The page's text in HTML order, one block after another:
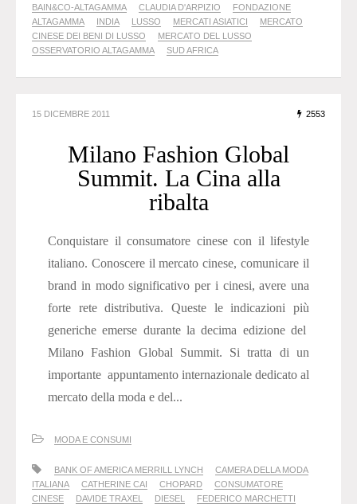
BAIN&CO-ALTAGAMMA
CLAUDIA D'ARPIZIO
FONDAZIONE
ALTAGAMMA
INDIA LUSSO MERCATI ASIATICI
MERCATO
CINESE DEI BENI DI LUSSO
MERCATO DEL LUSSO
OSSERVATORIO ALTAGAMMA
SUD AFRICA
15 DICEMBRE 2011 2553
Milano Fashion Global
Summit. La Cina alla
ribalta
Conquistare il consumatore cinese con il lifestyle
italiano. Conoscere il mercato cinese, comunicare il
brand in modo significativo per i cinesi, avere una
forte rete distributiva. Queste le indicazioni più
generiche emerse durante la decima edizione del
Milano Fashion Global Summit. Si tratta di un
importante appuntamento internazionale dedicato al
mercato della moda e del...
MODA E CONSUMI
BANK OF AMERICA MERRILL LYNCH
CAMERA DELLA MODA
ITALIANA
CATHERINE CAI CHOPARD
CONSUMATORE
CINESE
DAVIDE TRAXEL DIESEL
FEDERICO MARCHETTI